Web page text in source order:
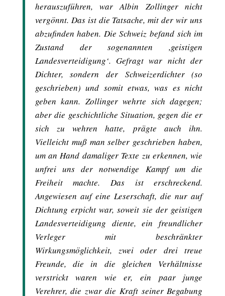
herauszuführen, war Albin Zollinger nicht
vergönnt. Das ist die Tatsache, mit der wir uns
abzufinden haben. Die Schweiz befand sich im
Zustand der sogenannten ,geistigen
Landesverteidigung‘. Gefragt war nicht der
Dichter, sondern der Schweizerdichter (so
geschrieben) und somit etwas, was es nicht
geben kann. Zollinger wehrte sich dagegen;
aber die geschichtliche Situation, gegen die er
sich zu wehren hatte, prägte auch ihn.
Vielleicht muß man selber geschrieben haben,
um an Hand damaliger Texte zu erkennen, wie
unfrei uns der notwendige Kampf um die
Freiheit machte. Das ist erschreckend.
Angewiesen auf eine Leserschaft, die nur auf
Dichtung erpicht war, soweit sie der geistigen
Landesverteidigung diente, ein freundlicher
Verleger mit beschränkter
Wirkungsmöglichkeit, zwei oder drei treue
Freunde, die in die gleichen Verhältnisse
verstrickt waren wie er, ein paar junge
Verehrer, die zwar die Kraft seiner Begabung